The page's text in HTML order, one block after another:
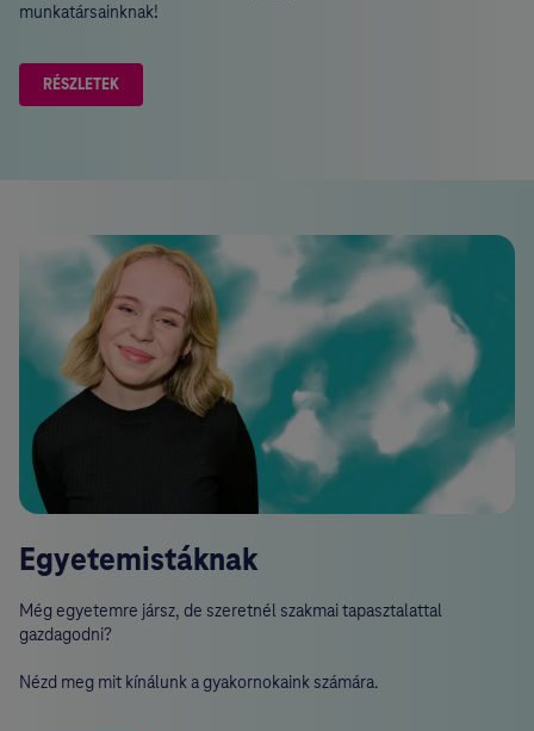
munkatársainknak!
RÉSZLETEK
Egyetemistáknak
Még egyetemre jársz, de szeretnél szakmai tapasztalattal
gazdagodni?
Nézd meg mit kínálunk a gyakornokaink számára.